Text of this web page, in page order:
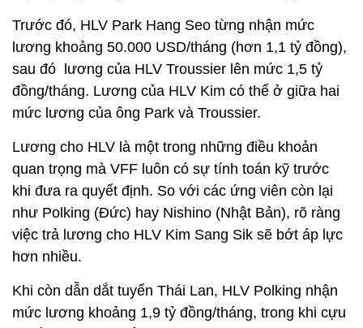
Trước đó, HLV Park Hang Seo từng nhận mức
lương khoảng 50.000 USD/tháng (hơn 1,1 tỷ đồng),
sau đó lương của HLV Troussier lên mức 1,5 tỷ
đồng/tháng. Lương của HLV Kim có thể ở giữa hai
mức lương của ông Park và Troussier.
Lương cho HLV là một trong những điều khoản
quan trọng mà VFF luôn có sự tính toán kỹ trước
khi đưa ra quyết định. So với các ứng viên còn lại
như Polking (Đức) hay Nishino (Nhật Bản), rõ ràng
việc trả lương cho HLV Kim Sang Sik sẽ bớt áp lực
hơn nhiều.
Khi còn dẫn dắt tuyển Thái Lan, HLV Polking nhận
mức lương khoảng 1,9 tỷ đồng/tháng, trong khi cựu